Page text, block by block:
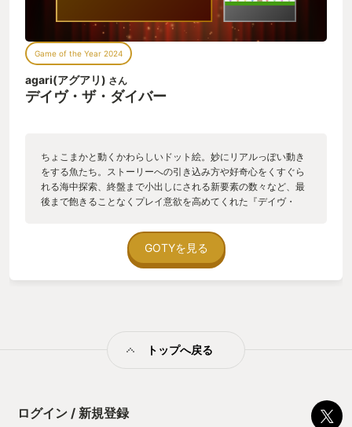
Game of the Year 2024
agari(アグアリ) さん
デイヴ・ザ・ダイバー
ちょこまかと動くかわらしいドット絵。妙にリアルっぽい動き
をする魚たち。ストーリーへの引き込み方や好奇心をくすぐら
れる海中探索、終盤まで小出しにされる新要素の数々など、最
後まで飽きることなくプレイ意欲を高めてくれた『デイヴ・
作ってやりこみプレイをするほど楽しめた作品。全体のボリュ
ームも長すぎず短すぎずでちょうど良い。寿司屋パートでは定
番のネタから斬新なネタまで想像以上にバリエーションが豊
司職人”バンチョ”の無駄にかっこいい大げさな調理演出には思
難易度。アクションの手触りの良さが特に良い。釣りでは味わ
GOTYを見る
トップへ戻る
ログイン / 新規登録